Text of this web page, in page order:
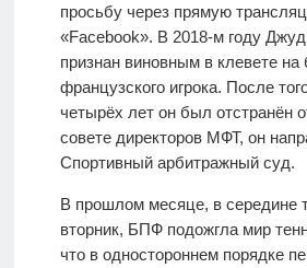
просьбу через прямую
«Facebook». В 2018-м году
признан виновным в клевете
французского игрока. После
четырёх лет он был отстранён
совете директоров МФТ, он
Спортивный арбитражный суд.
В прошлом месяце, в середине
вторник, БПФ подожгла мир
что в одностороннем порядке